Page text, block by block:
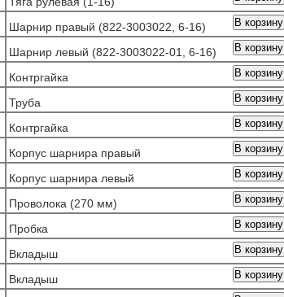
Шарнир правый (822-3003022, 6-16) В корзину
Шарнир левый (822-3003022-01, 6-16) В корзину
Контргайка В корзину
Труба В корзину
Контргайка В корзину
Корпус шарнира правый В корзину
Корпус шарнира левый В корзину
Проволока (270 мм) В корзину
Пробка В корзину
Вкладыш В корзину
Вкладыш В корзину